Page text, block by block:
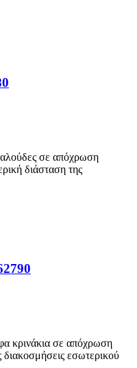
σε απόχρωση
διάσταση της
κρινάκια σε απόχρωση
διακοσμήσεις εσωτερικού